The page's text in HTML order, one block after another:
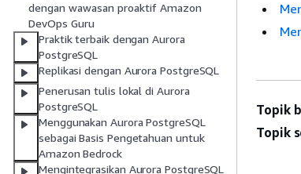
dengan wawasan proaktif Amazon
DevOps Guru
Praktik terbaik dengan Aurora
PostgreSQL
Replikasi dengan Aurora PostgreSQL
Penerusan tulis lokal di Aurora
PostgreSQL
Menggunakan Aurora PostgreSQL
sebagai Basis Pengetahuan untuk
Amazon Bedrock
Mengintegrasikan Aurora PostgreSQL
Topik
Topik